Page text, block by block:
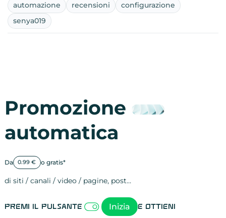
automazione recensioni
configurazione
senya019
Promozione
automatica
Da 0.99 € o gratis*
di siti / canali / video / pagine, post…
Premi il pulsante Inizia e ottieni